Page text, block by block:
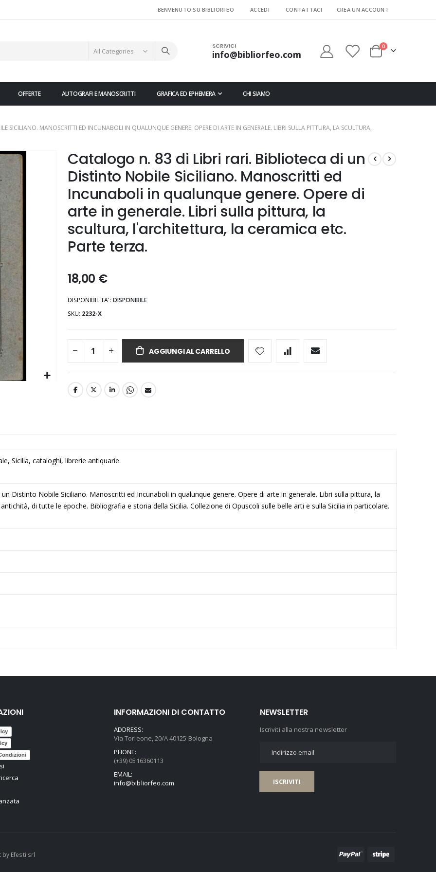
BENVENUTO SU BIBLIORFEO ACCEDI CONTATTACI CREA UN ACCOUNT
SCRIVICI
info@bibliorfeo.com Cart
0elementi
OFFERTE AUTOGRAFI E MANOSCRITTI GRAFICA ED EPHEMERA CHI SIAMO
SICILIANO. MANOSCRITTI ED INCUNABOLI IN QUALUNQUE GENERE. OPERE DI ARTE IN GENERALE. LIBRI SULLA PITTURA, LA SCULTURA,
Catalogo n. 83 di Libri rari. Biblioteca di un
Distinto Nobile Siciliano. Manoscritti ed
Incunaboli in qualunque genere. Opere di
arte in generale. Libri sulla pittura, la
scultura, l'architettura, la ceramica etc.
Parte terza.
18,00 €
DISPONIBILITA': DISPONIBILE
SKU 2232-X
AGGIUNGI AL CARRELLO
Sicilia, cataloghi, librerie antiquarie
Distinto Nobile Siciliano. Manoscritti ed Incunaboli in qualunque genere. Opere di arte in generale. Libri sulla pittura, la
di tutte le epoche. Bibliografia e storia della Sicilia. Collezione di Opuscoli sulle belle arti e sulla Sicilia in particolare.
INFORMAZIONI DI CONTATTO
ADDRESS:
Via Torleone, 20/A 40125 Bologna
PHONE:
(+39) 0516360113
EMAIL:
info@bibliorfeo.com
NEWSLETTER
Iscriviti alla nostra newsletter
ISCRIVITI
by Efesti srl